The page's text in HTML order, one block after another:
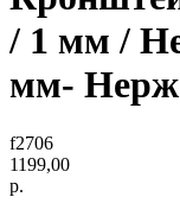
/ 1 мм /
мм-
f2706
1199,00
р.